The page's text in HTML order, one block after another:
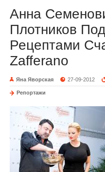
Анна
Плотников
Рецептами
Zafferano
Яна Яворская 27-09-2012
Репортажи